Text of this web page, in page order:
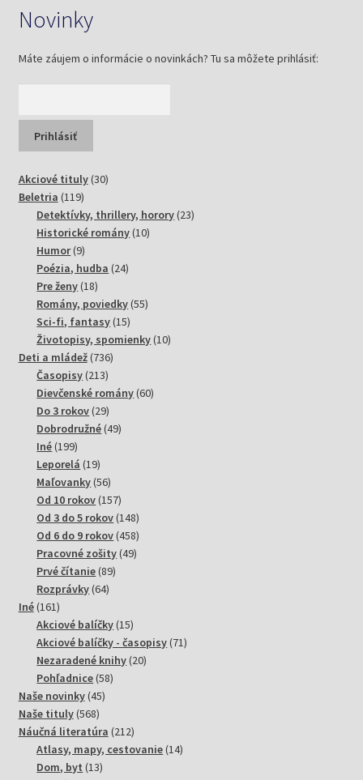
Novinky
Máte záujem o informácie o novinkách? Tu sa môžete prihlásiť:
Akciové tituly 3030
Beletria 119119
produktov
Detektívky, thrillery, horory 2323
Historické romány 1010
Humor 99
produktov
Poézia, hudba 2424
Pre ženy 1818
produktov
Romány, poviedky 5555
Sci-fi, fantasy 1515
produktov
Životopisy, spomienky 1010
Deti a mládež 736736
Časopisy 213213
produktov
Dievčenské romány 6060
Do 3 rokov 2929
produktov
Dobrodružné 4949
Iné 199199
produktov
Leporelá 1919
produktov
Maľovanky 5656
produktov
Od 10 rokov 157157
produktov
Od 3 do 5 rokov 148148
produktov
Od 6 do 9 rokov 458458
produktov
Pracovné zošity 4949
Prvé čítanie 8989
Rozprávky 6464
Iné 161161
produktov
Akciové balíčky 1515
produktov
Akciové balíčky - časopisy 7171
Nezaradené knihy 2020
Pohľadnice 5858
Naše novinky 4545
Naše tituly 568568
produktov
Náučná literatúra 212212
produktov
Atlasy, mapy, cestovanie 1414
Dom, byt 1313